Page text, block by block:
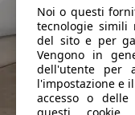
Noi o questi
tecnologie simili
del sito e per
Vengono in
dell'utente per
l'impostazione e
accesso o